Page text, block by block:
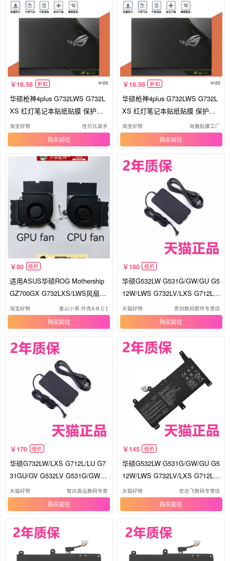
16.56 折扣 23
华硕枪神4plus G732LWS G732L
XS 红灯笔记本贴纸贴膜 保护外
壳膜
淘宝好物 性价比高手
购买
16.56 折扣 23
华硕枪神4plus G732LWS G732L
XS 红灯笔记本贴纸贴膜 保护外
壳膜
淘宝好物 尚雅贴膜工厂
购买
80 低价
适用ASUS华硕ROG Mothership
GZ700GX G732LXS/LWS风扇 F
MB6 FMB7
淘宝好物 香山小哥 外壳A B C D壳 键盘风扇
购买
180 低价
华硕G532LW G531G/GW/GU G5
12W/LWS G732LV/LXS G712L/L
U充电器G731GV魔霸4plus非原
装笔记本ROG电源适配器线
天猫好物 思创数码配件专营店
购买
170 低价
华硕G732LW/LXS G712L/LU G7
31GU/GV G532LV G531G/GW充
电器G512W/LWS魔霸4plus非原
装ROG笔记本电源适配器线
天猫好物 智达高远数码专营
购买
145 低价
华硕G532LW G531G/GW/GU G5
12W/LWS G732LV/LXS G712L/L
U电脑G731GV魔霸4plus原装C41
N1731-2-1笔记本ROG电池
天猫好物 宏达飞数码专营店
购买